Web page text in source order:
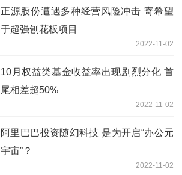
正源股份遭遇多种经营风险冲击 寄希望
于超强刨花板项目
2022-11-02
10月权益类基金收益率出现剧烈分化 首
尾相差超50%
2022-11-02
阿里巴巴投资随幻科技 是为开启“办公元
宇宙”？
2022-11-02